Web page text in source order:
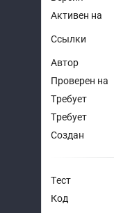
Активен на
Ссылки
Автор
Проверен на
Требует
Требует
Создан
Тест
Код